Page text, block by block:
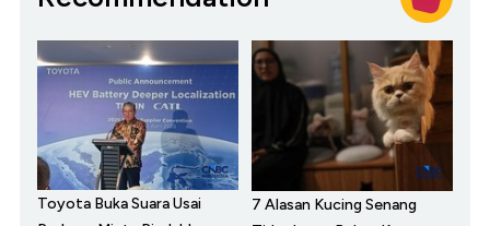
Toyota Buka Suara Usai
7 Alasan Kucing Senang